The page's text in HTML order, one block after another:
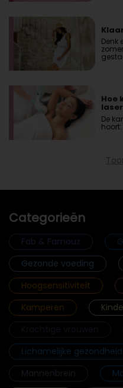
Denk
Hoe
De
Categorieën
Fab & Famouz
Gezonde voeding
Hoogsensitiviteit
Kamperen
Lichamelijke gezondheid
Mannenbrein